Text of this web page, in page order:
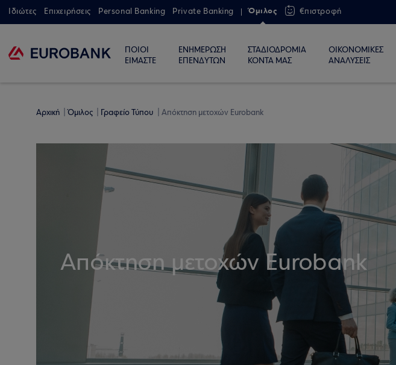
Ιδιώτες Επιχειρήσεις Personal Banking Private Banking Όμιλος €πιστροφή
ΠΟΙΟΙ
ΕΙΜΑΣΤΕ
ΕΝΗΜΕΡΩΣΗ
ΕΠΕΝΔΥΤΩΝ
ΣΤΑΔΙΟΔΡΟΜΙΑ
ΚΟΝΤΑ ΜΑΣ
ΟΙΚΟΝΟΜΙΚΕΣ
ΑΝΑΛΥΣΕΙΣ
Αρχική Όμιλος Γραφείο Τύπου Απόκτηση μετοχών Eurobank
Απόκτηση μετοχών Eurobank